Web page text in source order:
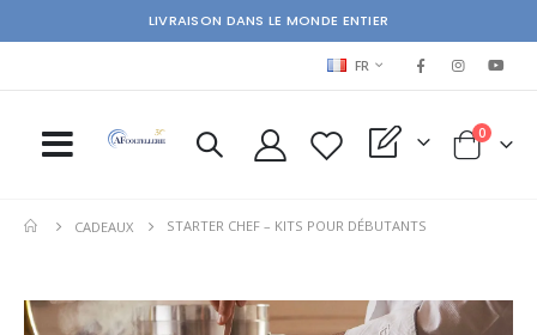
LIVRAISON DANS LE MONDE ENTIER
LANGUAGE
FR
My Quote Cart
0items
CADEAUX STARTER CHEF – KITS POUR DÉBUTANTS